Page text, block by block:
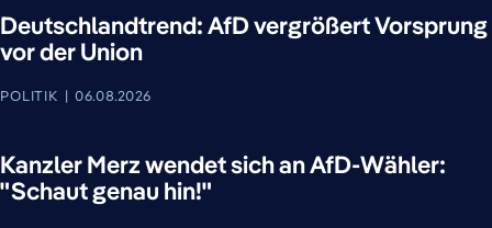
Deutschlandtrend: AfD vergrößert Vorsprung
vor der Union
POLITIK 06.08.2026
Kanzler Merz wendet sich an AfD-Wähler:
"Schaut genau hin!"